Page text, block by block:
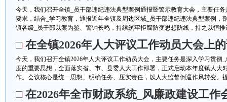
今天，我们召开全镇_员干部违纪违法典型案例通报暨警示教育大会，主要任
要求，结合_学习教育，通报近年全镇及周边区域_员干部违纪违法典型案例，
镇各级_员干部以案为鉴、警钟长鸣，持续筑牢拒腐防变思想防线，持之以恒推
□ 在全镇2026年人大评议工作动员大会上
今天，我们召开全镇2026年人大评议工作动员大会，主要任务是深入学习贯彻
度的重要思想，全面落实省、市、县委人大工作部署，正式启动本年度镇人大
作。会议核心是统一思想、明确任务、压实责任，以人大监督倒逼作风转变、
□ 在2026年全市财政系统_风廉政建设工作